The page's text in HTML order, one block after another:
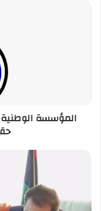
المؤسسة